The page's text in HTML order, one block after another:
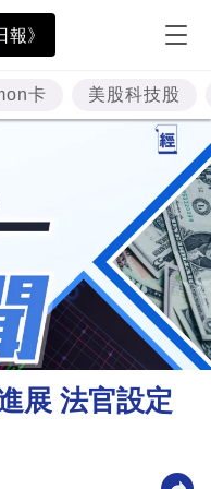
》
卡 美股科技股
展 法官設定